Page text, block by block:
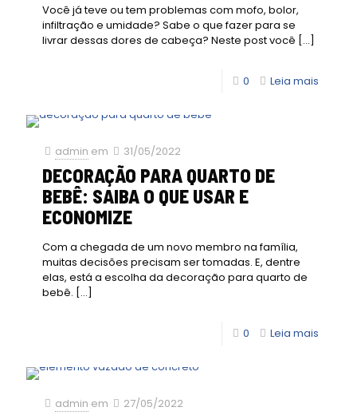
Você já teve ou tem problemas com mofo, bolor,
infiltração e umidade? Sabe o que fazer para se
livrar dessas dores de cabeça? Neste post você […]
0 Leia mais
admin em 31/05/2022
DECORAÇÃO PARA QUARTO DE
BEBÊ: SAIBA O QUE USAR E
ECONOMIZE
Com a chegada de um novo membro na família,
muitas decisões precisam ser tomadas. E, dentre
elas, está a escolha da decoração para quarto de
bebê. […]
0 Leia mais
admin em 27/05/2022